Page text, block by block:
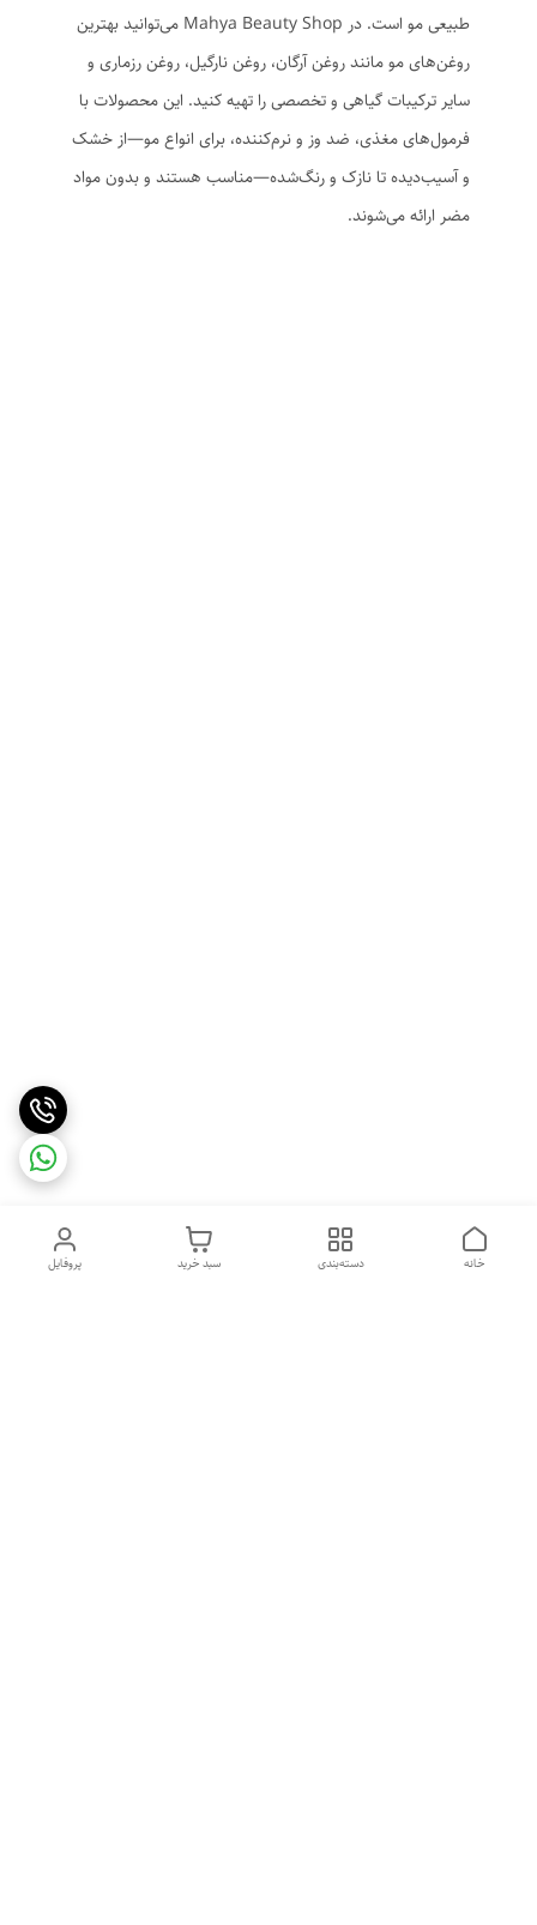
طبیعی مو است. در Mahya Beauty Shop می‌توانید بهترین
روغن‌های مو مانند روغن آرگان، روغن نارگیل، روغن رزماری و
سایر ترکیبات گیاهی و تخصصی را تهیه کنید. این محصولات با
فرمول‌های مغذی، ضد وز و نرم‌کننده، برای انواع مو—از خشک
و آسیب‌دیده تا نازک و رنگ‌شده—مناسب هستند و بدون مواد
مضر ارائه می‌شوند.
پروفایل سبد خرید دسته‌بندی خانه